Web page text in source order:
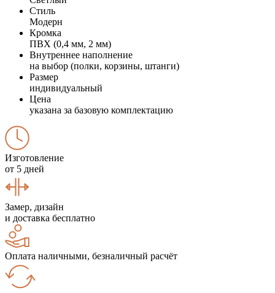
Стиль
Модерн
Кромка
ПВХ (0,4 мм, 2 мм)
Внутреннее наполнение
на выбор (полки, корзины, штанги)
Размер
индивидуальный
Цена
указана за базовую комплектацию
Изготовление
от 5 дней
Замер, дизайн
и доставка бесплатно
Оплата наличными, безналичный расчёт